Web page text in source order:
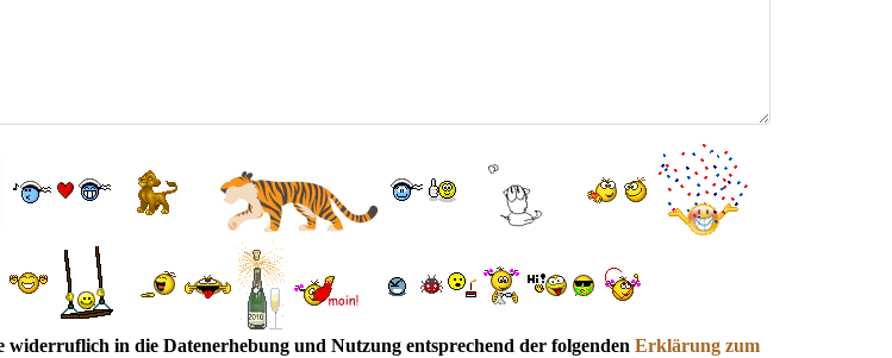
widerruflich in die Datenerhebung und Nutzung entsprechend der folgenden Erklärung zum